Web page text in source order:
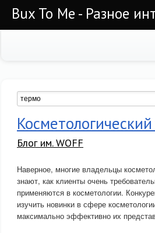
Bux To Me - Разное
Блог им. WOFF
Наверное, многие владельцы
знают, как клиенты очень
применяются в косметологии.
изучить новинки в сфере
максимально эффективно их